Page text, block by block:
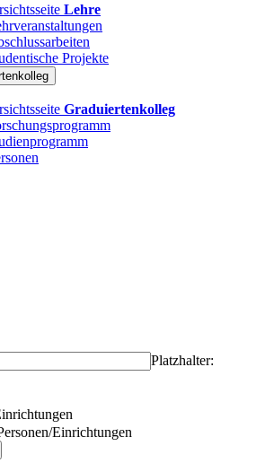
Lehre
Projekte
Graduiertenkolleg
Platzhalter:
Einrichtungen